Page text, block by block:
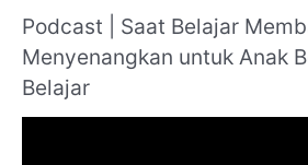
r
Podcast | Saat Belajar
Menyenangkan untuk Anak
Belajar